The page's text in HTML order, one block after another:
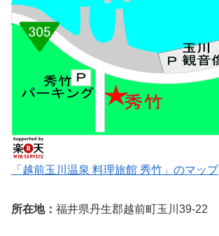
「越前玉川温泉 料理旅館 秀竹」のマップ
所在地： 福井県丹生郡越前町玉川39-22